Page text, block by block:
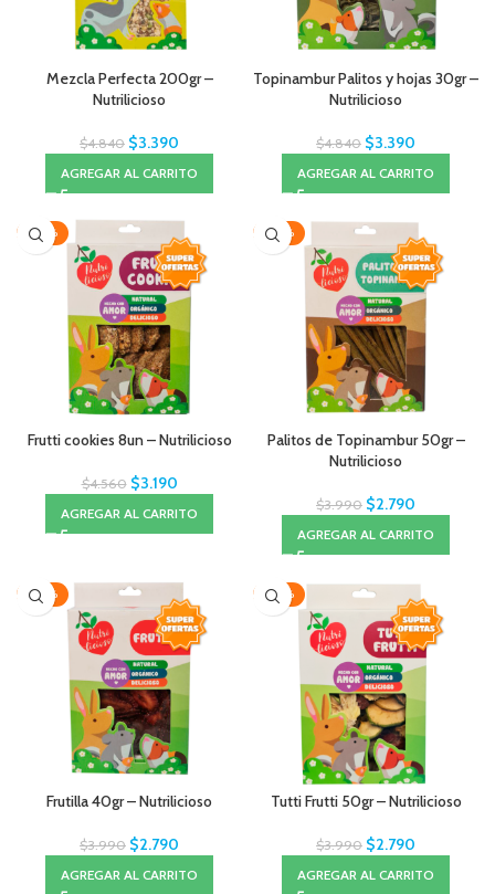
Mezcla Perfecta 200gr –
Nutrilicioso
$4.840 $3.390
AGREGAR AL CARRITO
Topinambur Palitos y hojas 30gr –
Nutrilicioso
$4.840 $3.390
AGREGAR AL CARRITO
-30%
Frutti cookies 8un – Nutrilicioso
$4.560 $3.190
AGREGAR AL CARRITO
-30%
Palitos de Topinambur 50gr –
Nutrilicioso
$3.990 $2.790
AGREGAR AL CARRITO
-30%
Frutilla 40gr – Nutrilicioso
$3.990 $2.790
AGREGAR AL CARRITO
-30%
Tutti Frutti 50gr – Nutrilicioso
$3.990 $2.790
AGREGAR AL CARRITO